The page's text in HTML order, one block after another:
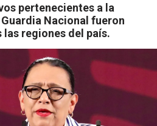
pertenecientes a la
Nacional fueron
regiones del país.